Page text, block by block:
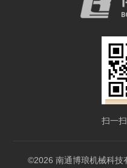
扫一
©2026 南通博琅机械科技